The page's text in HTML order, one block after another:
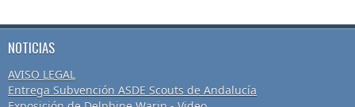
NOTICIAS
AVISO LEGAL
Entrega Subvención ASDE Scouts de Andalucía